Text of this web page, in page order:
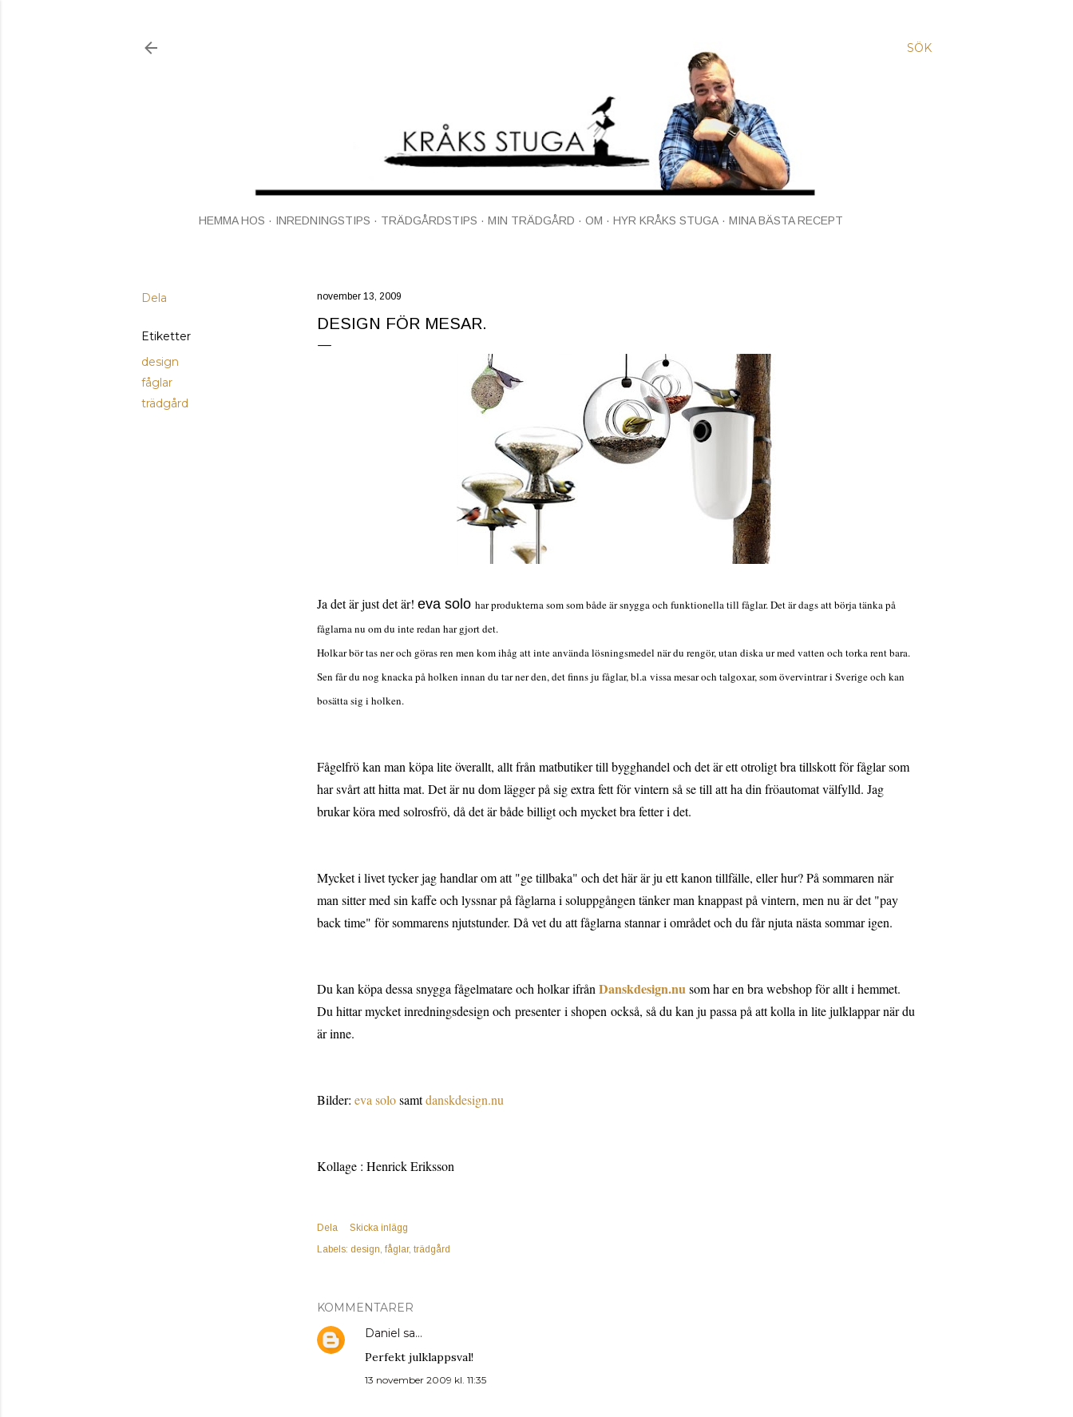
SÖK
HEMMA HOS INREDNINGSTIPS TRÄDGÅRDSTIPS MIN TRÄDGÅRD OM HYR KRÅKS STUGA MINA BÄSTA RECEPT
Dela
Etiketter
design
fåglar
trädgård
november 13, 2009
DESIGN FÖR MESAR.
Ja det är just det är! eva solo har produkterna som som både är snygga och funktionella till fåglar. Det är dags att börja tänka på
fåglarna nu om du inte redan har gjort det.
Holkar bör tas ner och göras ren men kom ihåg att inte använda lösningsmedel när du rengör, utan diska ur med vatten och torka rent bara.
Sen får du nog knacka på holken innan du tar ner den, det finns ju fåglar, bl.a vissa mesar och talgoxar, som övervintrar i Sverige och kan
bosätta sig i holken.
Fågelfrö kan man köpa lite överallt, allt från matbutiker till bygghandel och det är ett otroligt bra tillskott för fåglar som
har svårt att hitta mat. Det är nu dom lägger på sig extra fett för vintern så se till att ha din fröautomat välfylld. Jag
brukar köra med solrosfrö, då det är både billigt och mycket bra fetter i det.
Mycket i livet tycker jag handlar om att "ge tillbaka" och det här är ju ett kanon tillfälle, eller hur? På sommaren när
man sitter med sin kaffe och lyssnar på fåglarna i soluppgången tänker man knappast på vintern, men nu är det "pay
back time" för sommarens njutstunder. Då vet du att fåglarna stannar i området och du får njuta nästa sommar igen.
Du kan köpa dessa snygga fågelmatare och holkar ifrånDanskdesign.nusom har en bra webshop för allt i hemmet.
Du hittar mycket inredningsdesign och presenter i shopen också, så du kan ju passa på att kolla in lite julklappar när du
är inne.
Bilder: eva solosamtdanskdesign.nu
Kollage : Henrick Eriksson
Dela
Skicka inlägg
Labels: design fåglar trädgård
KOMMENTARER
Daniel sa…
Perfekt julklappsval!
13 november 2009 kl. 11:35